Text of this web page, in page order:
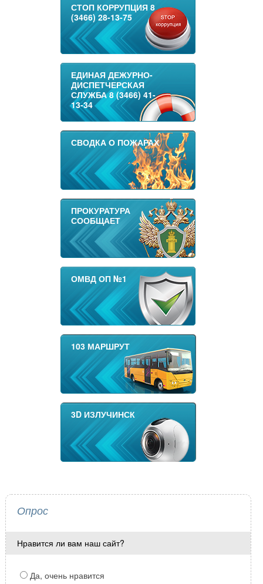
СТОП КОРРУПЦИЯ 8
(3466) 28-13-75
ЕДИНАЯ ДЕЖУРНО-
ДИСПЕТЧЕРСКАЯ
СЛУЖБА 8 (3466) 41-
13-34
СВОДКА О ПОЖАРАХ
ПРОКУРАТУРА
СООБЩАЕТ
ОМВД ОП №1
103 МАРШРУТ
3D ИЗЛУЧИНСК
Опрос
Нравится ли вам наш сайт?
Да, очень нравится